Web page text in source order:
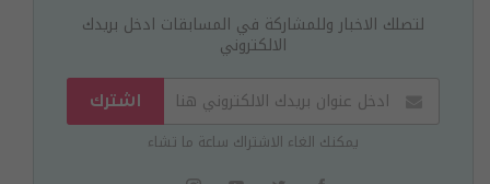
لتصلك الاخبار وللمشاركة في المسابقات ادخل بريدك
الالكتروني
اشترك
يمكنك الغاء الاشتراك ساعة ما تشاء